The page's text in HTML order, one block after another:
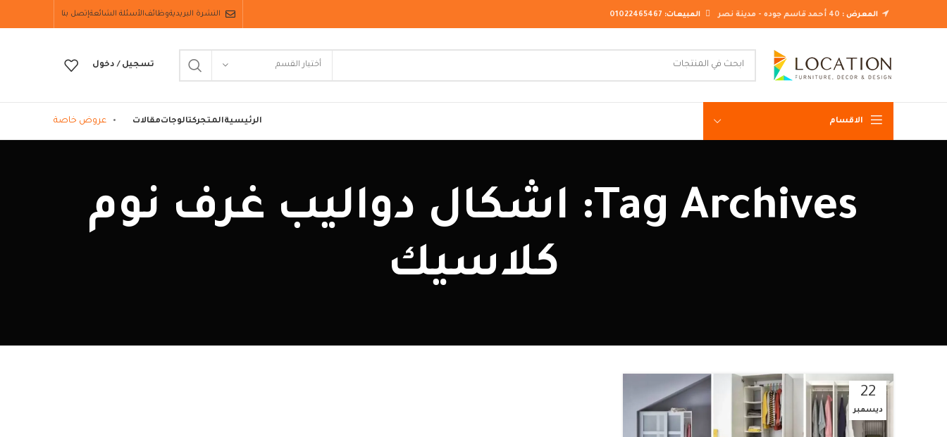
المعرض : المبيعات: 01022465467 النشرة البريديةوظائفالأسئلة الشائعةإتصل بنا
أختيار القسم تسجيل / دخول
الاقسام
غرف نوم مودرن
غرف نوم نيو كلاسيك
الرئيسيةالمتجركتالوجاتمقالات عروض خاصة
Tag Archives: اشكال دواليب غرف نوم
كلاسيك
22
ديسمبر